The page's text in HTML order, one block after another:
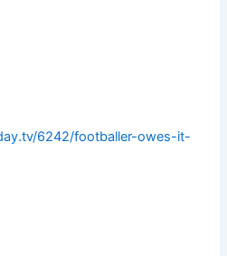
6242/footballer-owes-it-